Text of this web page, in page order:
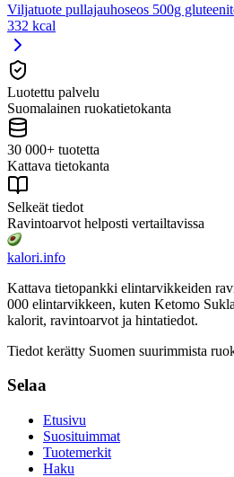
Viljatuote pullajauhoseos 500g
332 kcal
Luotettu palvelu
Suomalainen ruokatietokanta
30 000+ tuotetta
Kattava tietokanta
Selkeät tiedot
Ravintoarvot helposti vertailtavissa
kalori.info
Kattava tietopankki elintarvikkeiden
000 elintarvikkeen, kuten Ketomo
kalorit, ravintoarvot ja hintatiedot.
Tiedot kerätty Suomen suurimmista
Selaa
Etusivu
Suosituimmat
Tuotemerkit
Haku